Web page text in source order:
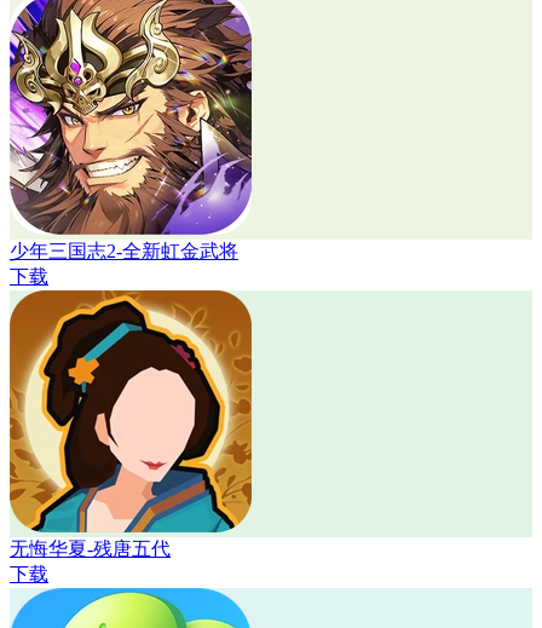
少年三国志2-全新虹金武将
下载
无悔华夏-残唐五代
下载